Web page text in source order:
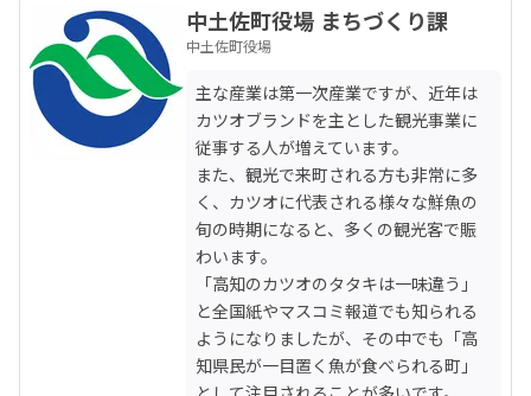
中土佐町役場 まちづくり課
中土佐町役場
主な産業は第一次産業ですが、近年は
カツオブランドを主とした観光事業に
従事する人が増えています。
また、観光で来町される方も非常に多
く、カツオに代表される様々な鮮魚の
旬の時期になると、多くの観光客で賑
わいます。
「高知のカツオのタタキは一味違う」
と全国紙やマスコミ報道でも知られる
ようになりましたが、その中でも「高
知県民が一目置く魚が食べられる町」